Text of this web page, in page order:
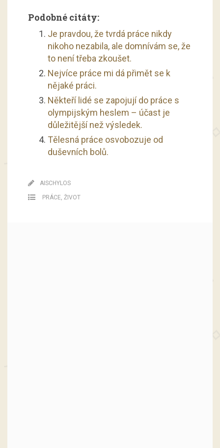
Podobné citáty:
Je pravdou, že tvrdá práce nikdy
nikoho nezabila, ale domnívám se, že
to není třeba zkoušet.
Nejvíce práce mi dá přimět se k
nějaké práci.
Někteří lidé se zapojují do práce s
olympijským heslem – účast je
důležitější než výsledek.
Tělesná práce osvobozuje od
duševních bolů.
AISCHYLOS
PRÁCE, ŽIVOT